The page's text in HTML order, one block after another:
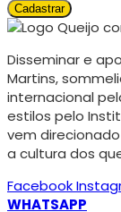
Cadastrar
Disseminar e
Martins,
internacional
estilos pelo
vem
a cultura dos
Facebook
WHATSAPP